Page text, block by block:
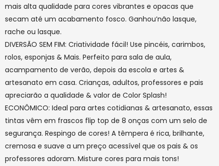
mais alta qualidade para cores vibrantes e opacas que
secam até um acabamento fosco. Ganhou’não lasque,
rache ou lasque.
DIVERSÃO SEM FIM: Criatividade fácil! Use pincéis, carimbos,
rolos, esponjas & Mais. Perfeito para sala de aula,
acampamento de verão, depois da escola e artes &
artesanato em casa. Crianças, adultos, professores e pais
apreciarão a qualidade & valor de Color Splash!
ECONÔMICO: Ideal para artes cotidianas & artesanato, essas
tintas vêm em frascos flip top de 8 onças com um selo de
segurança. Respingo de cores! A têmpera é rica, brilhante,
cremosa e suave a um preço acessível que os pais & os
professores adoram. Misture cores para mais tons!